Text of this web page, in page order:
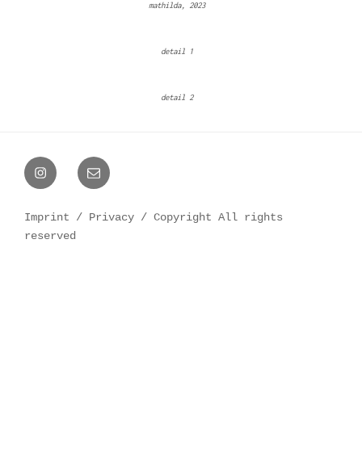
mathilda, 2023
detail 1
detail 2
Imprint / Privacy / Copyright All rights
reserved